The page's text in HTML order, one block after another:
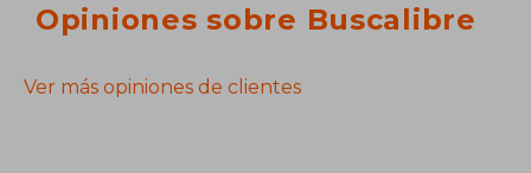
Opiniones sobre Buscalibre
Ver más opiniones de clientes